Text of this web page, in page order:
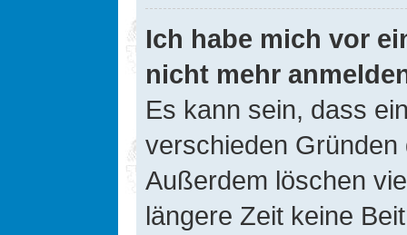
Ich habe mich vor
nicht mehr
Es kann sein, dass
verschieden
Außerdem löschen
längere Zeit keine